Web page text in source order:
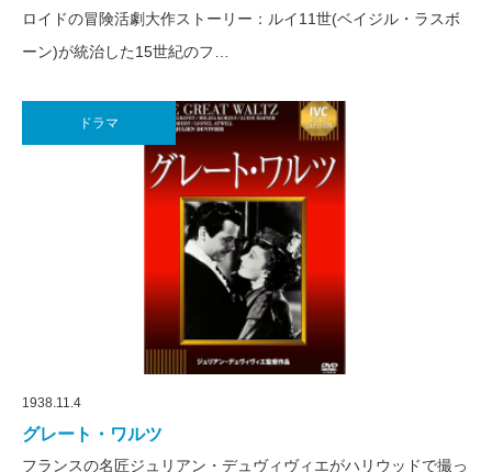
ロイドの冒険活劇大作ストーリー：ルイ11世(ベイジル・ラスボ
ーン)が統治した15世紀のフ…
ドラマ
1938.11.4
グレート・ワルツ
フランスの名匠ジュリアン・デュヴィヴィエがハリウッドで撮っ